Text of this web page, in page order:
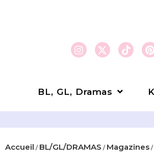
BL, GL, Dramas
Accueil / BL/GL/DRAMAS / Magazines /